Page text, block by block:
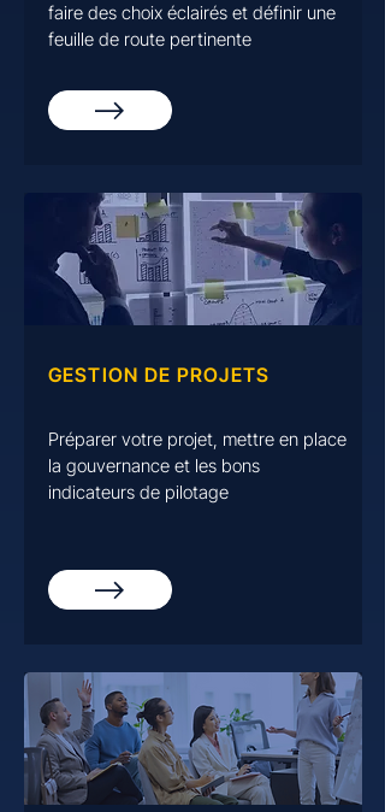
faire des choix éclairés et définir une
feuille de route pertinente
GESTION DE PROJETS
Préparer votre projet, mettre en place
la gouvernance et les bons
indicateurs de pilotage